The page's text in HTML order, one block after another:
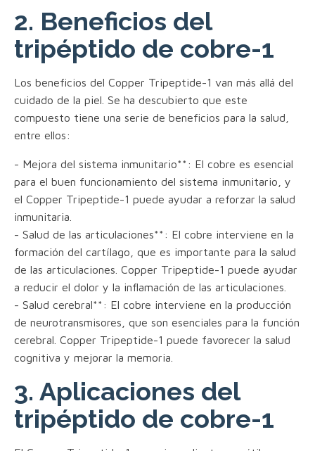
2. Beneficios del
tripéptido de cobre-1
Los beneficios del Copper Tripeptide-1 van más allá del
cuidado de la piel. Se ha descubierto que este
compuesto tiene una serie de beneficios para la salud,
entre ellos:
- Mejora del sistema inmunitario**: El cobre es esencial
para el buen funcionamiento del sistema inmunitario, y
el Copper Tripeptide-1 puede ayudar a reforzar la salud
inmunitaria.
- Salud de las articulaciones**: El cobre interviene en la
formación del cartílago, que es importante para la salud
de las articulaciones. Copper Tripeptide-1 puede ayudar
a reducir el dolor y la inflamación de las articulaciones.
- Salud cerebral**: El cobre interviene en la producción
de neurotransmisores, que son esenciales para la función
cerebral. Copper Tripeptide-1 puede favorecer la salud
cognitiva y mejorar la memoria.
3. Aplicaciones del
tripéptido de cobre-1